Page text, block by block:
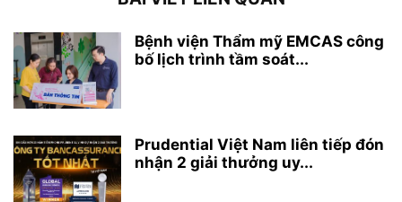
Bệnh viện Thẩm mỹ EMCAS công
bố lịch trình tầm soát...
Prudential Việt Nam liên tiếp đón
nhận 2 giải thưởng uy...